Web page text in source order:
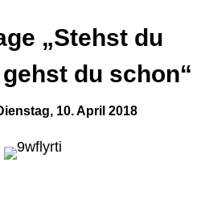
„Stehst du
du schon“
10. April 2018